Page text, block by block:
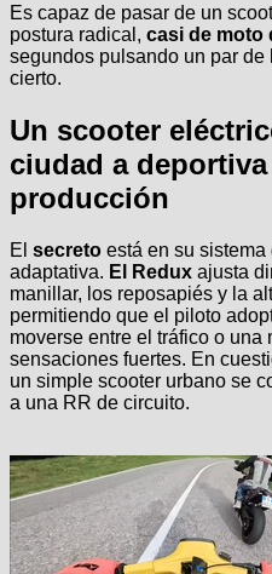
Es capaz de pasar de un
postura radical, casi de moto
segundos pulsando un par de
cierto.
Un scooter
ciudad a
producción
El secreto está en su
adaptativa. El Redux ajusta
manillar, los reposapiés y la
permitiendo que el piloto
moverse entre el tráfico o una
sensaciones fuertes. En
un simple scooter urbano se
a una RR de circuito.